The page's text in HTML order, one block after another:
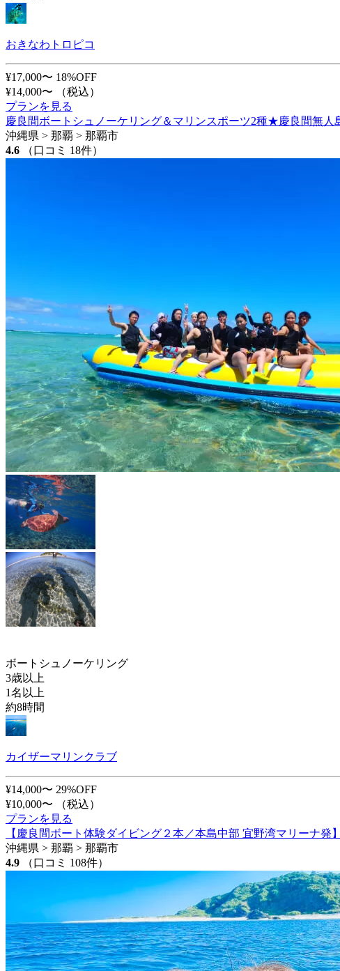
おきなわトロピコ
¥17,000〜 18%OFF
¥14,000〜
（税込）
プランを見る
慶良間ボートシュノーケリング＆マリンスポーツ2種★慶良間無
沖縄県 > 那覇 > 那覇市
4.6
（口コミ 18件）
ボートシュノーケリング
3歳以上
1名以上
約8時間
カイザーマリンクラブ
¥14,000〜 29%OFF
¥10,000〜
（税込）
プランを見る
【慶良間ボート体験ダイビング２本／本島中部 宜野湾マリー
沖縄県 > 那覇 > 那覇市
4.9
（口コミ 108件）